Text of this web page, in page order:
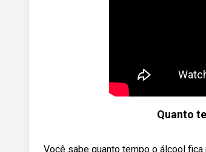
Quanto
Você sabe quanto tempo o álcool